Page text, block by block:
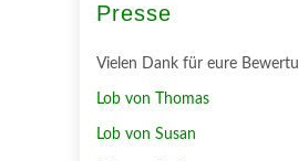
Presse
Vielen Dank für eure
Lob von Thomas
Lob von Susan